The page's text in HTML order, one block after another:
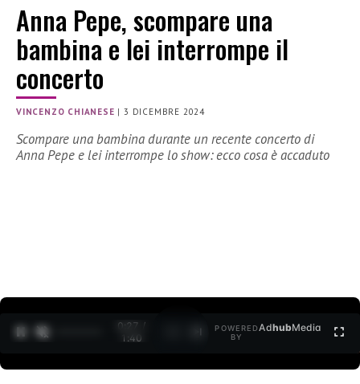
Anna Pepe, scompare una
bambina e lei interrompe il
concerto
VINCENZO CHIANESE |3 DICEMBRE 2024
Scompare una bambina durante un recente concerto di
Anna Pepe e lei interrompe lo show: ecco cosa è accaduto
0:28 /
1:40
POWERED
BY
AdhubMedia